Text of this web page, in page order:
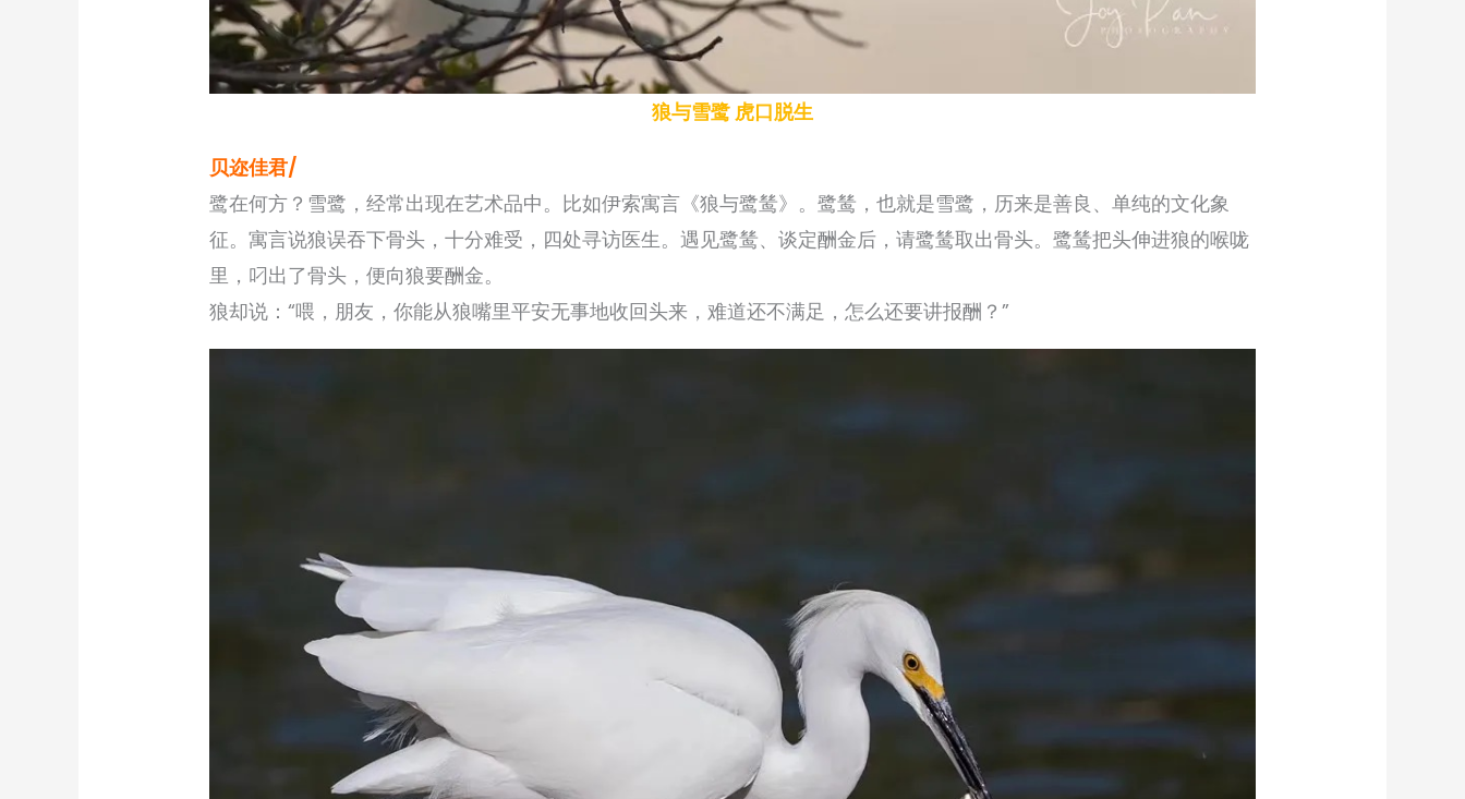
狼与雪鹭 虎口脱生
贝迩佳君/
鹭在何方？雪鹭，经常出现在艺术品中。比如伊索寓言《狼与鹭鸶》。鹭鸶，也就是雪鹭，历来是善良、单纯的文化象
征。寓言说狼误吞下骨头，十分难受，四处寻访医生。遇见鹭鸶、谈定酬金后，请鹭鸶取出骨头。鹭鸶把头伸进狼的喉咙
里，叼出了骨头，便向狼要酬金。
狼却说：“喂，朋友，你能从狼嘴里平安无事地收回头来，难道还不满足，怎么还要讲报酬？”